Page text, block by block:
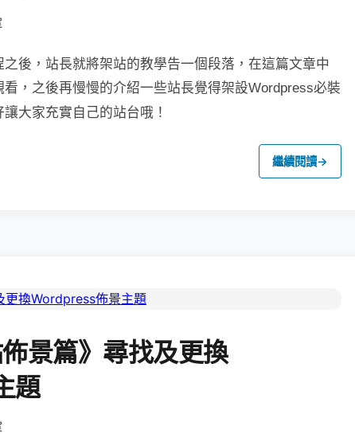
後，站長就將架站的教學告一個段落，在這篇文章中
，之後再慢慢的介紹一些站長覺得架設Wordpress必裝
大家充實自己的站台哦！
繼續閱讀→
景篇》尋找及更換
題